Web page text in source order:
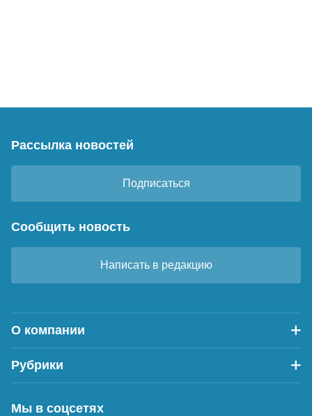
Рассылка новостей
Подписаться
Сообщить новость
Написать в редакцию
О компании
Рубрики
Мы в соцсетях